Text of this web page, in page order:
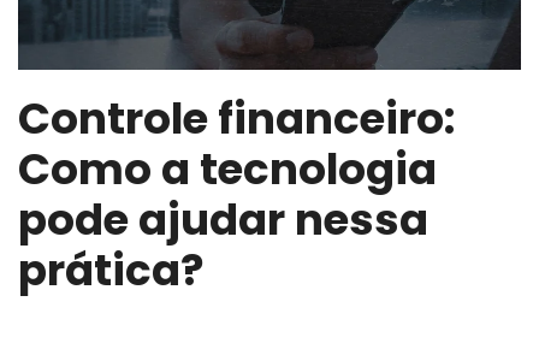
Controle financeiro:
Como a tecnologia
pode ajudar nessa
prática?